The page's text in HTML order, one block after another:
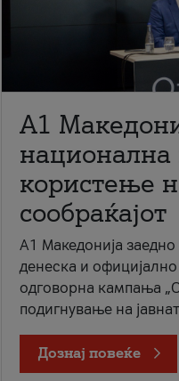
A1
национална
користење
сообраќајот
A1 Македонија
денеска и
одговорна кампања
подигнување на
Дознај повеќе